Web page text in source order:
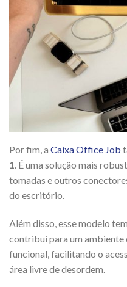
Por fim, a Caixa Office Job
1. É uma solução mais
tomadas e outros
do escritório.
Além disso, esse modelo
contribui para um ambiente
funcional, facilitando o
área livre de desordem.